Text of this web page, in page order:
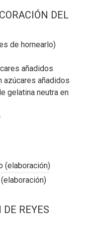
DEL
de hornearlo)
añadidos
azúcares añadidos
gelatina neutra en
DE REYES